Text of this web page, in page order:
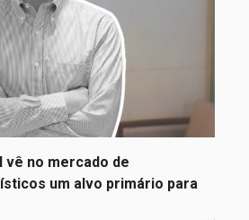
vê no mercado de
um alvo primário para